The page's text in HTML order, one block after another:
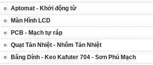
Aptomat - Khởi động từ
Màn Hình LCD
PCB - Mạch tự ráp
Quạt Tản Nhiệt - Nhôm Tản Nhiệt
Băng Dính - Keo Kafuter 704 - Sơn Phủ Mạch